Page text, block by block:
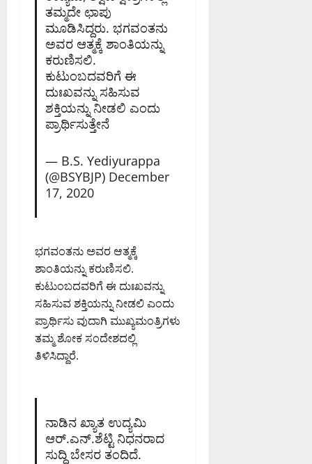
ತಮ್ಮದೇ ಛಾಪು
ಮೂಡಿಸಿದ್ದರು. ಭಗವಂತನು
ಅವರ ಆತ್ಮಕ್ಕೆ ಶಾಂತಿಯನ್ನು
ಕರುಣಿಸಲಿ.
ಕುಟುಂಬದವರಿಗೆ ಈ
ದುಃಖವನ್ನು ಸಹಿಸುವ
ಶಕ್ತಿಯನ್ನು ನೀಡಲಿ ಎಂದು
ಪ್ರಾರ್ಥಿಸುತ್ತೇನೆ
— B.S. Yediyurappa
(@BSYBJP) December
17, 2020
ಭಗವಂತನು ಅವರ ಆತ್ಮಕ್ಕೆ
ಶಾಂತಿಯನ್ನು ಕರುಣಿಸಲಿ.
ಕುಟುಂಬದವರಿಗೆ ಈ ದುಃಖವನ್ನು
ಸಹಿಸುವ ಶಕ್ತಿಯನ್ನು ನೀಡಲಿ ಎಂದು
ಪ್ರಾರ್ಥಿಸು ವುದಾಗಿ ಮುಖ್ಯಮಂತ್ರಿಗಳು
ತಮ್ಮ ಶೋಕ ಸಂದೇಶದಲ್ಲಿ
ತಿಳಿಸಿದ್ದಾರೆ.
ನಾಡಿನ ಖ್ಯಾತ ಉದ್ಯಮಿ
ಆರ್.ಎನ್.ಶೆಟ್ಟಿ ನಿಧನರಾದ
ಸುದ್ದಿ ಬೇಸರ ತಂದಿದೆ.